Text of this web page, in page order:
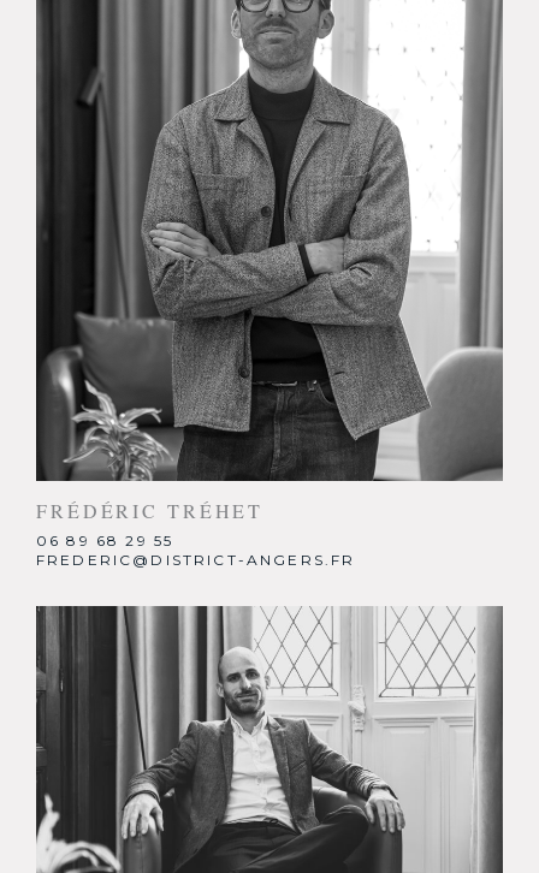
FRÉDÉRIC TRÉHET
06 89 68 29 55
FREDERIC@DISTRICT-ANGERS.FR